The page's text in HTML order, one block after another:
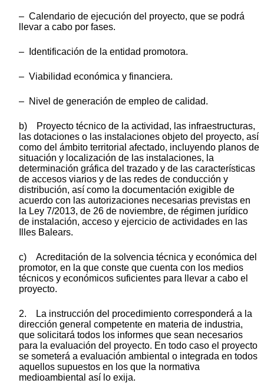
– Calendario de ejecución del proyecto, que se podrá
llevar a cabo por fases.
– Identificación de la entidad promotora.
– Viabilidad económica y financiera.
– Nivel de generación de empleo de calidad.
b) Proyecto técnico de la actividad, las infraestructuras,
las dotaciones o las instalaciones objeto del proyecto, así
como del ámbito territorial afectado, incluyendo planos de
situación y localización de las instalaciones, la
determinación gráfica del trazado y de las características
de accesos viarios y de las redes de conducción y
distribución, así como la documentación exigible de
acuerdo con las autorizaciones necesarias previstas en
la Ley 7/2013, de 26 de noviembre, de régimen jurídico
de instalación, acceso y ejercicio de actividades en las
Illes Balears.
c) Acreditación de la solvencia técnica y económica del
promotor, en la que conste que cuenta con los medios
técnicos y económicos suficientes para llevar a cabo el
proyecto.
2. La instrucción del procedimiento corresponderá a la
dirección general competente en materia de industria,
que solicitará todos los informes que sean necesarios
para la evaluación del proyecto. En todo caso el proyecto
se someterá a evaluación ambiental o integrada en todos
aquellos supuestos en los que la normativa
medioambiental así lo exija.